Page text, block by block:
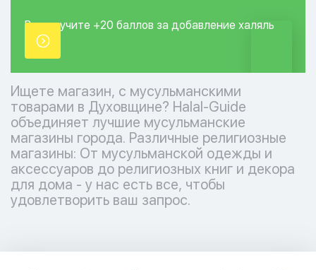
Вы получите +20 баллов за добавление халяль
точки.
Ищете магазин, с мусульманскими
товарами в Духовщине? Halal-Guide
объединяет лучшие мусульманские
магазины города. Различные религиозные
магазины: От мусульманской одежды и
аксессуаров до религиозных книг и декора
для дома - у нас есть все, чтобы
удовлетворить ваш запрос.